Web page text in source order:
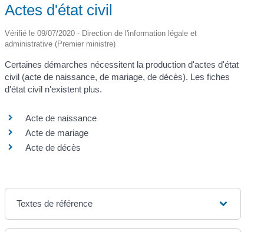
Actes d'état civil
Vérifié le 09/07/2020 - Direction de l'information légale et
administrative (Premier ministre)
Certaines démarches nécessitent la production d'actes d'état
civil (acte de naissance, de mariage, de décès). Les fiches
d'état civil n'existent plus.
Acte de naissance
Acte de mariage
Acte de décès
Textes de référence